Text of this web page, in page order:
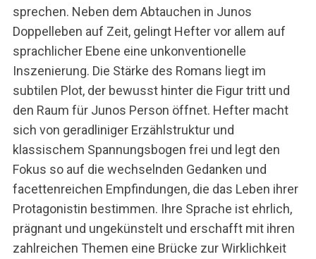
sprechen. Neben dem Abtauchen in Junos
Doppelleben auf Zeit, gelingt Hefter vor allem auf
sprachlicher Ebene eine unkonventionelle
Inszenierung. Die Stärke des Romans liegt im
subtilen Plot, der bewusst hinter die Figur tritt und
den Raum für Junos Person öffnet. Hefter macht
sich von geradliniger Erzählstruktur und
klassischem Spannungsbogen frei und legt den
Fokus so auf die wechselnden Gedanken und
facettenreichen Empfindungen, die das Leben ihrer
Protagonistin bestimmen. Ihre Sprache ist ehrlich,
prägnant und ungekünstelt und erschafft mit ihren
zahlreichen Themen eine Brücke zur Wirklichkeit